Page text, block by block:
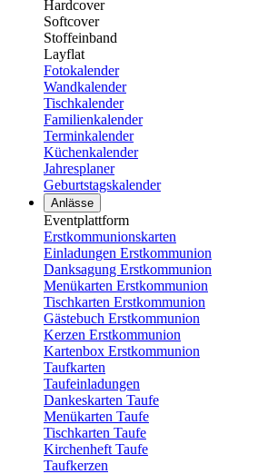
Hardcover
Softcover
Stoffeinband
Layflat
Fotokalender
Wandkalender
Tischkalender
Familienkalender
Terminkalender
Küchenkalender
Jahresplaner
Geburtstagskalender
Anlässe
Eventplattform
Erstkommunionskarten
Einladungen Erstkommunion
Danksagung Erstkommunion
Menükarten Erstkommunion
Tischkarten Erstkommunion
Gästebuch Erstkommunion
Kerzen Erstkommunion
Kartenbox Erstkommunion
Taufkarten
Taufeinladungen
Dankeskarten Taufe
Menükarten Taufe
Tischkarten Taufe
Kirchenheft Taufe
Taufkerzen